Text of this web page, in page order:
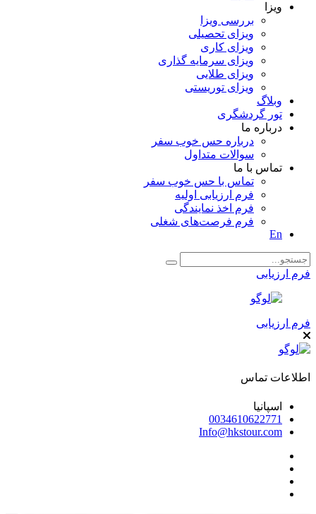
ویزا
بررسی ویزا
ویزای تحصیلی
ویزای کاری
ویزای سرمایه گذاری
ویزای طلایی
ویزای توریستی
وبلاگ
تور گردشگری
درباره ما
درباره حس خوب سفر
سوالات متداول
تماس با ما
تماس با حس خوب سفر
فرم ارزیابی اولیه
فرم اخذ نمایندگی
فرم فرصت‌های شغلی
En
فرم ارزیابی
فرم ارزیابی
اطلاعات تماس
اسپانیا
0034610622771
Info@hkstour.com